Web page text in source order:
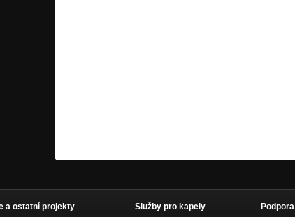
a ostatní projekty Služby pro kapely Podpora